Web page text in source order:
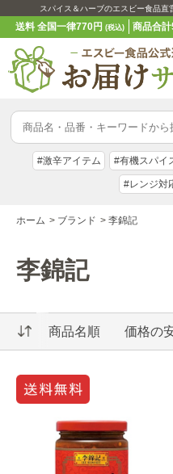
スパイス＆ハーブのエスビー食品直
送料 全国一律770円(税込) 商品合
#激辛アイテム #有機スパイ
#レンジ対
ホーム > ブランド > 李錦記
李錦記
商品名順 価格の